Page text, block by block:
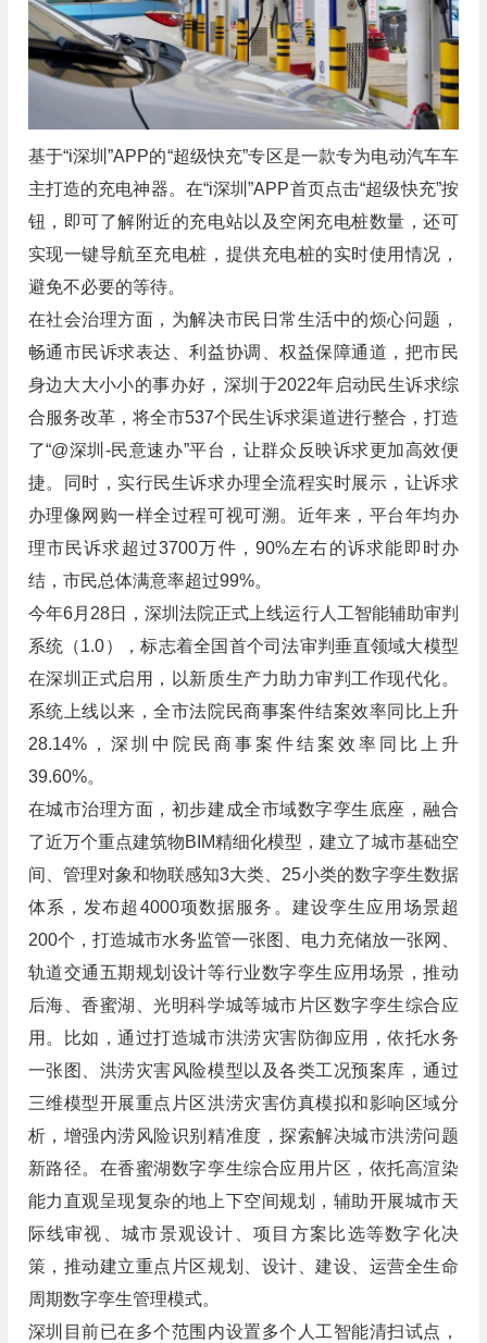
基于“i深圳”APP的“超级快充”专区是一款专为电动汽车车
主打造的充电神器。在“i深圳”APP首页点击“超级快充”按
钮，即可了解附近的充电站以及空闲充电桩数量，还可
实现一键导航至充电桩，提供充电桩的实时使用情况，
避免不必要的等待。
在社会治理方面，为解决市民日常生活中的烦心问题，
畅通市民诉求表达、利益协调、权益保障通道，把市民
身边大大小小的事办好，深圳于2022年启动民生诉求综
合服务改革，将全市537个民生诉求渠道进行整合，打造
了“@深圳-民意速办”平台，让群众反映诉求更加高效便
捷。同时，实行民生诉求办理全流程实时展示，让诉求
办理像网购一样全过程可视可溯。近年来，平台年均办
理市民诉求超过3700万件，90%左右的诉求能即时办
结，市民总体满意率超过99%。
今年6月28日，深圳法院正式上线运行人工智能辅助审判
系统（1.0），标志着全国首个司法审判垂直领域大模型
在深圳正式启用，以新质生产力助力审判工作现代化。
系统上线以来，全市法院民商事案件结案效率同比上升
28.14%，深圳中院民商事案件结案效率同比上升
39.60%。
在城市治理方面，初步建成全市域数字孪生底座，融合
了近万个重点建筑物BIM精细化模型，建立了城市基础空
间、管理对象和物联感知3大类、25小类的数字孪生数据
体系，发布超4000项数据服务。建设孪生应用场景超
200个，打造城市水务监管一张图、电力充储放一张网、
轨道交通五期规划设计等行业数字孪生应用场景，推动
后海、香蜜湖、光明科学城等城市片区数字孪生综合应
用。比如，通过打造城市洪涝灾害防御应用，依托水务
一张图、洪涝灾害风险模型以及各类工况预案库，通过
三维模型开展重点片区洪涝灾害仿真模拟和影响区域分
析，增强内涝风险识别精准度，探索解决城市洪涝问题
新路径。在香蜜湖数字孪生综合应用片区，依托高渲染
能力直观呈现复杂的地上下空间规划，辅助开展城市天
际线审视、城市景观设计、项目方案比选等数字化决
策，推动建立重点片区规划、设计、建设、运营全生命
周期数字孪生管理模式。
深圳目前已在多个范围内设置多个人工智能清扫试点，